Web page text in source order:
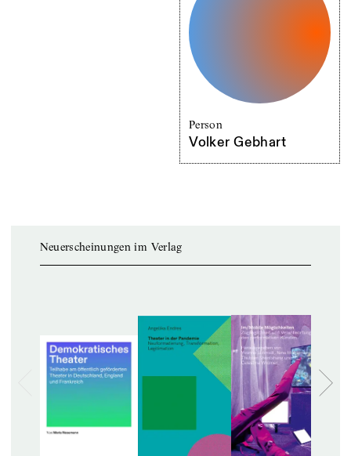
Person
Volker Gebhart
Neuerscheinungen im Verlag